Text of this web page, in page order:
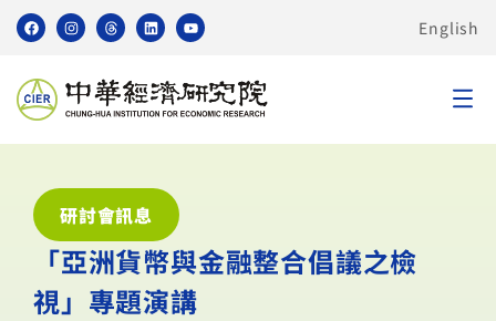
English
研討會訊息
「亞洲貨幣與金融整合倡議之檢
視」專題演講